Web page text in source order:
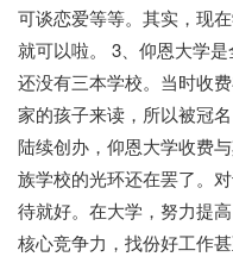
可谈恋爱等等。其实，现
就可以啦。 3、仰恩大学
还没有三本学校。当时收
家的孩子来读，所以被冠
陆续创办，仰恩大学收费
族学校的光环还在罢了。
待就好。在大学，努力提
核心竞争力，找份好工作